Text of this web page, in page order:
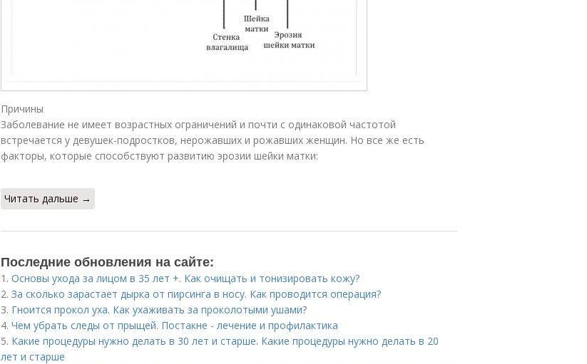
Причины
Заболевание не имеет возрастных ограничений и почти с одинаковой частотой
встречается у девушек-подростков, нерожавших и рожавших женщин. Но все же есть
факторы, которые способствуют развитию эрозии шейки матки:
Читать дальше →
Последние обновления на сайте:
1. Основы ухода за лицом в 35 лет +. Как очищать и тонизировать кожу?
2. За сколько зарастает дырка от пирсинга в носу. Как проводится операция?
3. Гноится прокол уха. Как ухаживать за проколотыми ушами?
4. Чем убрать следы от прыщей. Постакне - лечение и профилактика
5. Какие процедуры нужно делать в 30 лет и старше. Какие процедуры нужно делать в 20
лет и старше